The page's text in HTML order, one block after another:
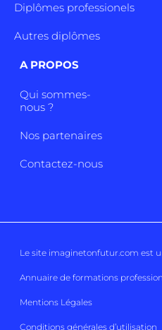
Diplômes professionels
Autres diplômes
A PROPOS
Qui sommes-
nous ?
Nos partenaires
Contactez-nous
Le site imaginetonfutur.com est
Annuaire de formations
Mentions Légales
Conditions générales d’utilisation